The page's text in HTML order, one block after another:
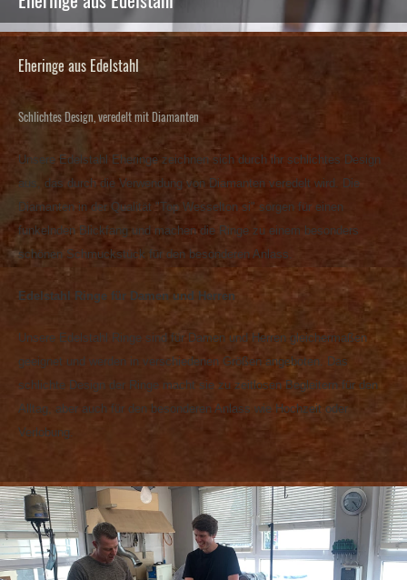
Eheringe aus Edelstahl
Schlichtes Design, veredelt mit Diamanten
Unsere Edelstahl Eheringe zeichnen sich durch ihr schlichtes Design
aus, das durch die Verwendung von Diamanten veredelt wird. Die
Diamanten in der Qualität "Top Wesselton si" sorgen für einen
funkelnden Blickfang und machen die Ringe zu einem besonders
schönen Schmuckstück für den besonderen Anlass.
Edelstahl Ringe für Damen und Herren
Unsere Edelstahl Ringe sind für Damen und Herren gleichermaßen
geeignet und werden in verschiedenen Größen angeboten. Das
schlichte Design der Ringe macht sie zu zeitlosen Begleitern für den
Alltag, aber auch für den besonderen Anlass wie Hochzeit oder
Verlobung.